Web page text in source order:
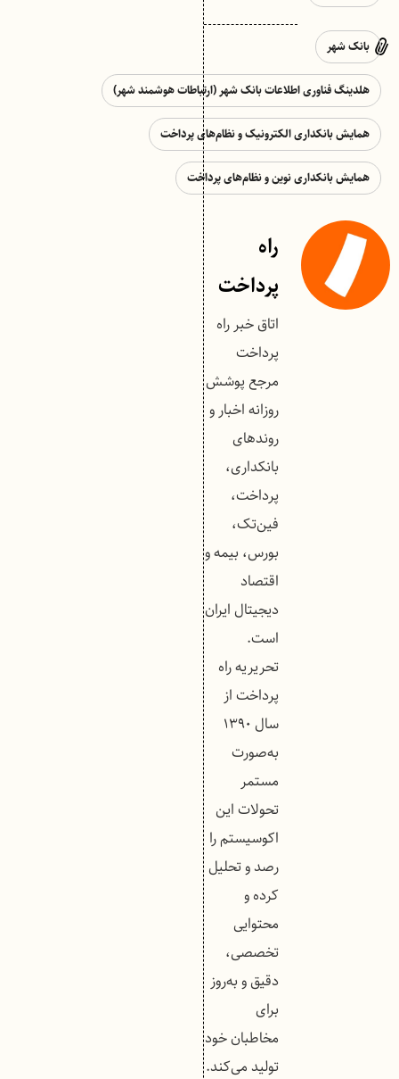
بانک شهر
هلدینگ فناوری اطلاعات بانک شهر (ارتباطات هوشمند شهر)
همایش بانکداری الکترونیک و نظام‌های پرداخت
همایش بانکداری نوین و نظام‌های پرداخت
راه
پرداخت
اتاق خبر راه
پرداخت
مرجع پوشش
روزانه اخبار و
روندهای
بانکداری،
پرداخت،
فین‌تک،
بورس، بیمه و
اقتصاد
دیجیتال ایران
است.
تحریریه راه
پرداخت از
سال ۱۳۹۰
به‌صورت
مستمر
تحولات این
اکوسیستم را
رصد و تحلیل
کرده و
محتوایی
تخصصی،
دقیق و به‌روز
برای
مخاطبان خود
تولید می‌کند.